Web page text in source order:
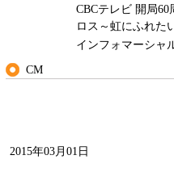
CBCテレビ 開局
ロス～虹にふれた
インフォマーシャ
CM
2015年03月01日